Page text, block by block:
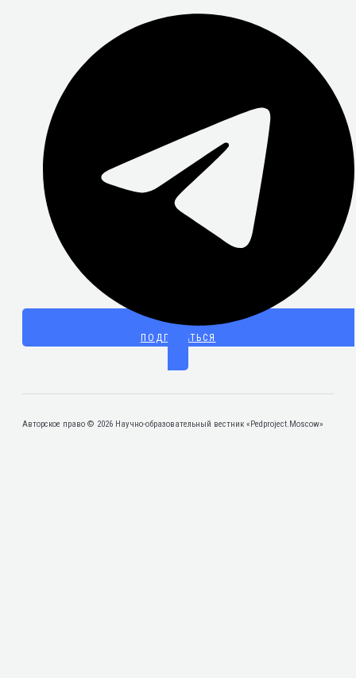
ПОДПИСАТЬСЯ
Авторское право © 2026 Научно-образовательный вестник «Pedproject.Moscow»